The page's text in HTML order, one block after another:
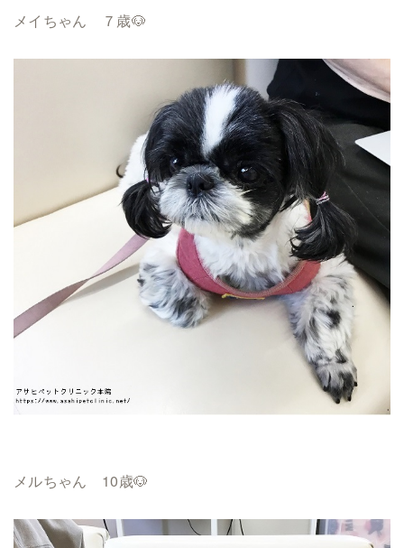
メイちゃん ７歳🐶
メルちゃん 10歳🐶